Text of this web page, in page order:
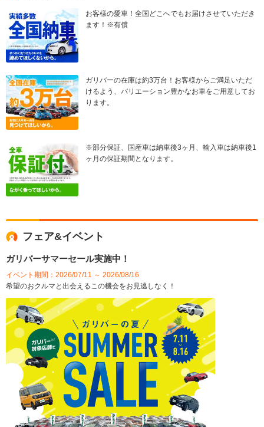
お客様の愛車！全国どこへでもお届けさせていただき
ます！※有償
ガリバーの在庫は約3万台！お客様からご満足いただ
けるよう、バリエーション豊かなお車をご用意してお
ります。
※部分保証、国産車は納車後3ヶ月、輸入車は納車後1
ヶ月の保証期間となります。
フェア&イベント
ガリバーサマーセール実施中！
イベント期間：2026/07/11 ～ 2026/08/16
希望のおクルマと出会えるこの機会をお見逃しなく！